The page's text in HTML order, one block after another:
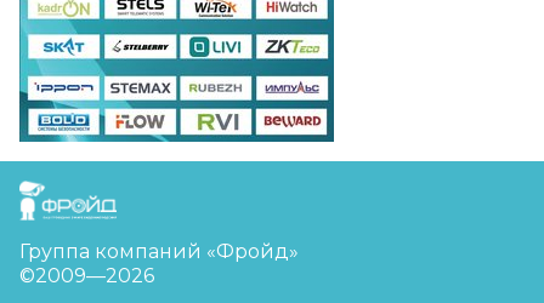
FreudGroup
Группа компаний «Фройд»
©2009—2026